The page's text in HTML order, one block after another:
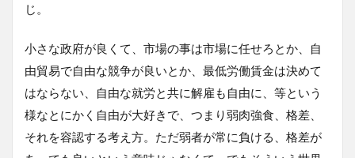
じ。
小さな政府が良くて、市場の事は市場に任せろとか、自
由貿易で自由な競争が良いとか、最低労働賃金は決めて
はならない、自由な就労と共に解雇も自由に、等という
様なとにかく自由が大好きで、つまり弱肉強食、格差、
それを容認する考え方。ただ弱者が常に負ける、格差が